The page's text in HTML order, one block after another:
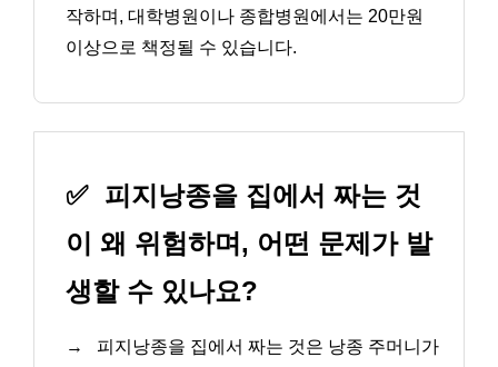
작하며, 대학병원이나 종합병원에서는 20만원
이상으로 책정될 수 있습니다.
✅ 피지낭종을 집에서 짜는 것
이 왜 위험하며, 어떤 문제가 발
생할 수 있나요?
→
피지낭종을 집에서 짜는 것은 낭종 주머니가